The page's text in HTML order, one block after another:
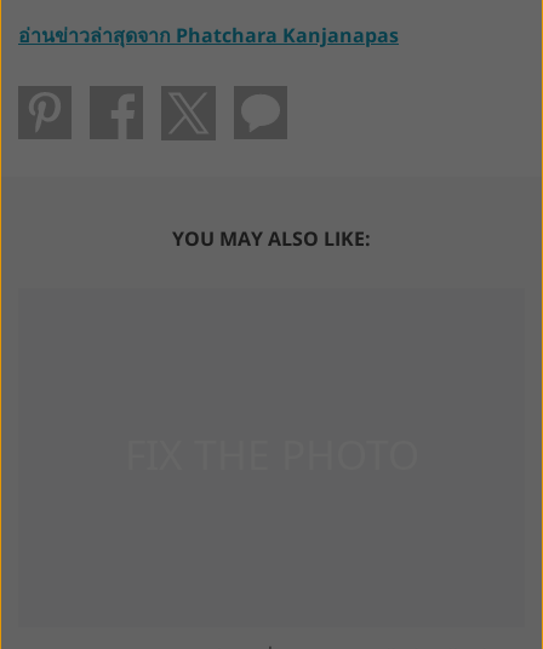
อ่านข่าวล่าสุดจาก Phatchara Kanjanapas
YOU MAY ALSO LIKE: